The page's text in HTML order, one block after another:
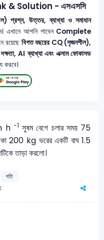
& Solution - এসএসসি
প্রশ্ন, উত্তর, ব্যাখ্যা ও সমাধান
এখানে আপনি পাবেন Complete
রয়েছে বিগত বছরের CQ (সৃজনশীল),
AI ব্যাখ্যা এবং এক্সাম ফোকাসড
করবে।
h -1 সুষম বেগে চলার সময় 75
200 kg ভরের একটি বাঘ 1.5
তাড়া করলো।
গতি